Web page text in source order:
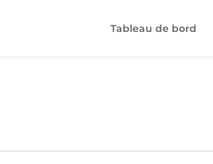
Tableau de bord